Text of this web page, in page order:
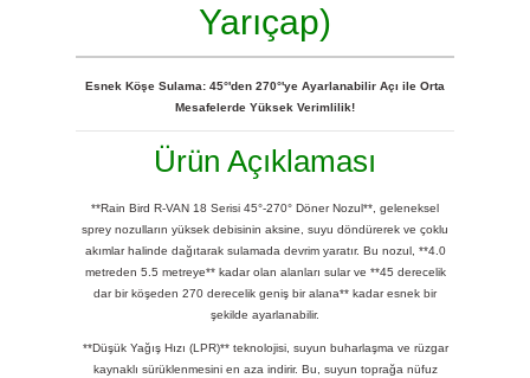
Yarıçap)
Esnek Köşe Sulama: 45°'den 270°'ye Ayarlanabilir Açı ile Orta
Mesafelerde Yüksek Verimlilik!
Ürün Açıklaması
**Rain Bird R-VAN 18 Serisi 45°-270° Döner Nozul**, geleneksel
sprey nozulların yüksek debisinin aksine, suyu döndürerek ve çoklu
akımlar halinde dağıtarak sulamada devrim yaratır. Bu nozul, **4.0
metreden 5.5 metreye** kadar olan alanları sular ve **45 derecelik
dar bir köşeden 270 derecelik geniş bir alana** kadar esnek bir
şekilde ayarlanabilir.
**Düşük Yağış Hızı (LPR)** teknolojisi, suyun buharlaşma ve rüzgar
kaynaklı sürüklenmesini en aza indirir. Bu, suyun toprağa nüfuz